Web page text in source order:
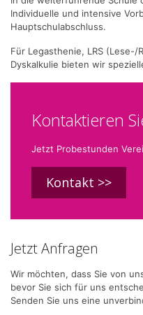
Individuelle und intensive
Hauptschulabschluss.
Für Legasthenie, LRS
Dyskalkulie bieten wir
Kontaktieren
Jetzt Probestunden
Kontakt >>
Jetzt Anfragen
Wir möchten, dass Sie von
bevor Sie sich für uns
Senden Sie uns eine